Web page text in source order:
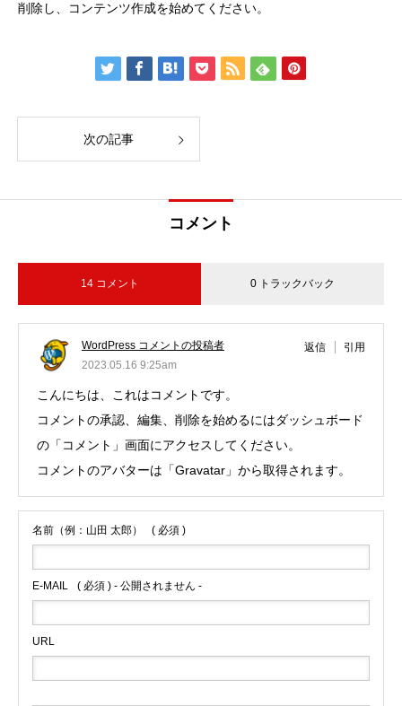
削除し、コンテンツ作成を始めてください。
次の記事
コメント
14 コメント 0 トラックバック
WordPress コメントの投稿者
2023.05.16 9:25am
返信 引用
こんにちは、これはコメントです。
コメントの承認、編集、削除を始めるにはダッシュボード
の「コメント」画面にアクセスしてください。
コメントのアバターは「Gravatar 」から取得されます。
名前（例：山田 太郎） ( 必須 )
E-MAIL ( 必須 ) - 公開されません -
URL